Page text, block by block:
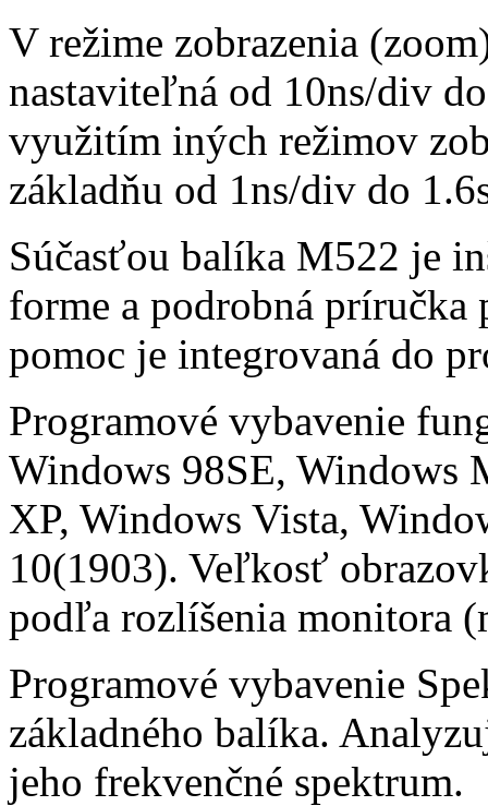
V režime zobrazenia
nastaviteľná od 10ns/div
využitím iných režimov
základňu od 1ns/div do
Súčasťou balíka M522 je
forme a podrobná
pomoc je integrovaná do
Programové vybavenie
Windows 98SE, Windows
XP, Windows Vista,
10(1903). Veľkosť
podľa rozlíšenia monitora
Programové vybavenie
základného balíka.
jeho frekvenčné spektrum.